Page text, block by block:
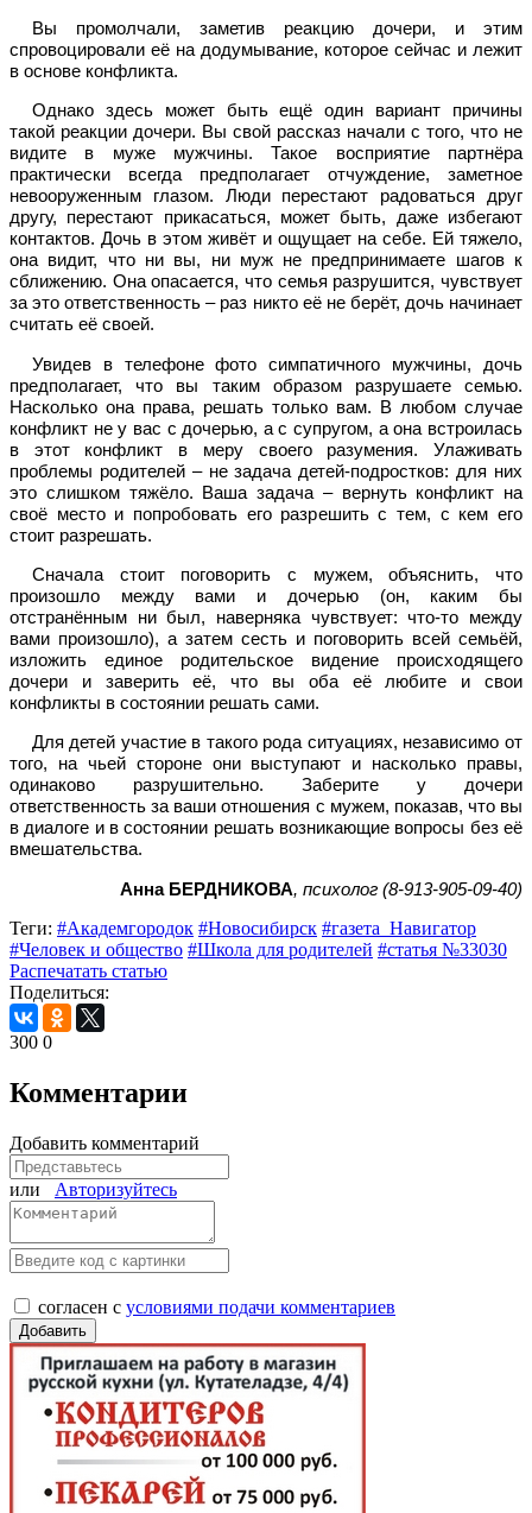
Вы промолчали, заметив реакцию дочери, и этим
спровоцировали её на додумывание, которое сейчас и лежит
в основе конфликта.
Однако здесь может быть ещё один вариант причины
такой реакции дочери. Вы свой рассказ начали с того, что не
видите в муже мужчины. Такое восприятие партнёра
практически всегда предполагает отчуждение, заметное
невооруженным глазом. Люди перестают радоваться друг
другу, перестают прикасаться, может быть, даже избегают
контактов. Дочь в этом живёт и ощущает на себе. Ей тяжело,
она видит, что ни вы, ни муж не предпринимаете шагов к
сближению. Она опасается, что семья разрушится, чувствует
за это ответственность – раз никто её не берёт, дочь начинает
считать её своей.
Увидев в телефоне фото симпатичного мужчины, дочь
предполагает, что вы таким образом разрушаете семью.
Насколько она права, решать только вам. В любом случае
конфликт не у вас с дочерью, а с супругом, а она встроилась
в этот конфликт в меру своего разумения. Улаживать
проблемы родителей – не задача детей-подростков: для них
это слишком тяжёло. Ваша задача – вернуть конфликт на
своё место и попробовать его разрешить с тем, с кем его
стоит разрешать.
Сначала стоит поговорить с мужем, объяснить, что
произошло между вами и дочерью (он, каким бы
отстранённым ни был, наверняка чувствует: что-то между
вами произошло), а затем сесть и поговорить всей семьёй,
изложить единое родительское видение происходящего
дочери и заверить её, что вы оба её любите и свои
конфликты в состоянии решать сами.
Для детей участие в такого рода ситуациях, независимо от
того, на чьей стороне они выступают и насколько правы,
одинаково разрушительно. Заберите у дочери
ответственность за ваши отношения с мужем, показав, что вы
в диалоге и в состоянии решать возникающие вопросы без её
вмешательства.
Анна БЕРДНИКОВА, психолог (8-913-905-09-40)
Теги: #Академгородок #Новосибирск #газета_Навигатор
#Человек и общество #Школа для родителей #статья №33030
Распечатать статью
Поделиться:
300 0
Комментарии
Добавить комментарий
или Авторизуйтесь
согласен с условиями подачи комментариев